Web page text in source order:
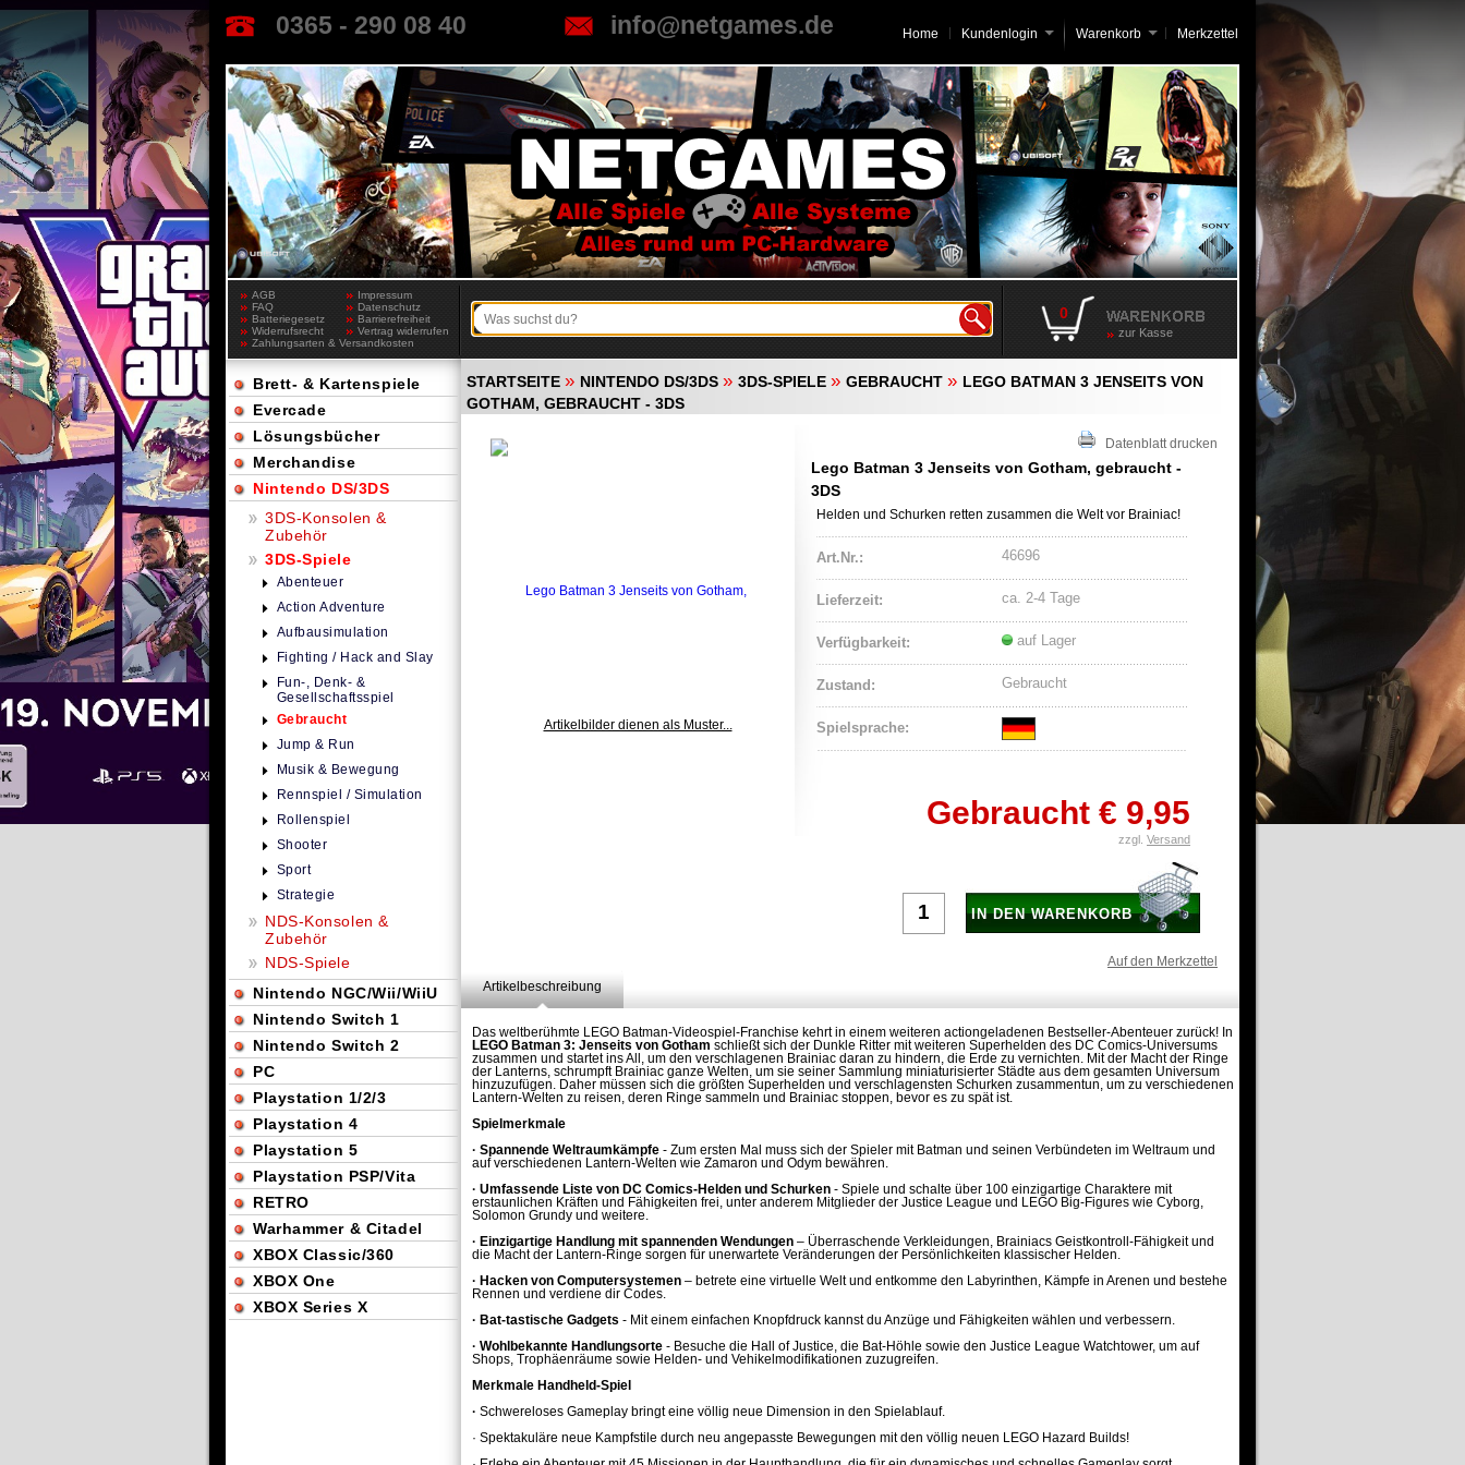
0365 - 290 08 40 info@netgames.de Home Kundenlogin Merkzettel
Warenkorb
AGB
Impressum
FAQ
Datenschutz
Batteriegesetz
Barrierefreiheit
Widerrufsrecht
Vertrag widerrufen
Zahlungsarten & Versandkosten
0
zur Kasse
STARTSEITE » NINTENDO DS/3DS » 3DS-SPIELE » GEBRAUCHT » LEGO BATMAN 3 JENSEITS VON
GOTHAM, GEBRAUCHT - 3DS
Artikelbilder dienen als Muster...
Datenblatt drucken
Lego Batman 3 Jenseits von Gotham, gebraucht -
3DS
Helden und Schurken retten zusammen die Welt vor Brainiac!
Art.Nr.: 46696
Lieferzeit: ca. 2-4 Tage
Verfügbarkeit: auf Lager
Zustand: Gebraucht
Spielsprache:
Gebraucht € 9,95
zzgl. Versand
IN DEN WARENKORB
Auf den Merkzettel
Artikelbeschreibung
Das weltberühmte LEGO Batman-Videospiel-Franchise kehrt in einem weiteren actiongeladenen Bestseller-Abenteuer zurück! In
LEGO Batman 3: Jenseits von Gotham schließt sich der Dunkle Ritter mit weiteren Superhelden des DC Comics-Universums
zusammen und startet ins All, um den verschlagenen Brainiac daran zu hindern, die Erde zu vernichten. Mit der Macht der Ringe
der Lanterns, schrumpft Brainiac ganze Welten, um sie seiner Sammlung miniaturisierter Städte aus dem gesamten Universum
hinzuzufügen. Daher müssen sich die größten Superhelden und verschlagensten Schurken zusammentun, um zu verschiedenen
Lantern-Welten zu reisen, deren Ringe sammeln und Brainiac stoppen, bevor es zu spät ist.
Spielmerkmale
· Spannende Weltraumkämpfe - Zum ersten Mal muss sich der Spieler mit Batman und seinen Verbündeten im Weltraum und
auf verschiedenen Lantern-Welten wie Zamaron und Odym bewähren.
· Umfassende Liste von DC Comics-Helden und Schurken - Spiele und schalte über 100 einzigartige Charaktere mit
erstaunlichen Kräften und Fähigkeiten frei, unter anderem Mitglieder der Justice League und LEGO Big-Figures wie Cyborg,
Solomon Grundy und weitere.
· Einzigartige Handlung mit spannenden Wendungen – Überraschende Verkleidungen, Brainiacs Geistkontroll-Fähigkeit und
die Macht der Lantern-Ringe sorgen für unerwartete Veränderungen der Persönlichkeiten klassischer Helden.
· Hacken von Computersystemen – betrete eine virtuelle Welt und entkomme den Labyrinthen, Kämpfe in Arenen und bestehe
Rennen und verdiene dir Codes.
· Bat-tastische Gadgets - Mit einem einfachen Knopfdruck kannst du Anzüge und Fähigkeiten wählen und verbessern.
· Wohlbekannte Handlungsorte - Besuche die Hall of Justice, die Bat-Höhle sowie den Justice League Watchtower, um auf
Shops, Trophäenräume sowie Helden- und Vehikelmodifikationen zuzugreifen.
Merkmale Handheld-Spiel
· Schwereloses Gameplay bringt eine völlig neue Dimension in den Spielablauf.
· Spektakuläre neue Kampfstile durch neu angepasste Bewegungen mit den völlig neuen LEGO Hazard Builds!
Brett- & Kartenspiele
Evercade
Lösungsbücher
Merchandise
Nintendo DS/3DS
3DS-Konsolen &
Zubehör
3DS-Spiele
Abenteuer
Action Adventure
Aufbausimulation
Fighting / Hack and Slay
Fun-, Denk- &
Gesellschaftsspiel
Gebraucht
Jump & Run
Musik & Bewegung
Rennspiel / Simulation
Rollenspiel
Shooter
Sport
Strategie
NDS-Konsolen &
Zubehör
NDS-Spiele
Nintendo NGC/Wii/WiiU
Nintendo Switch 1
Nintendo Switch 2
PC
Playstation 1/2/3
Playstation 4
Playstation 5
Playstation PSP/Vita
RETRO
Warhammer & Citadel
XBOX Classic/360
XBOX One
XBOX Series X